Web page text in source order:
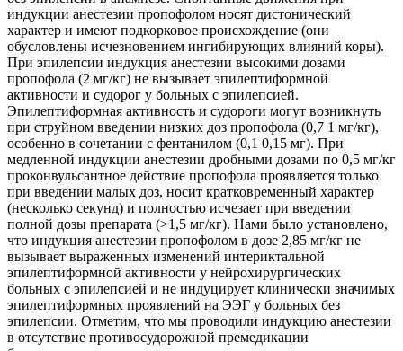
индукции анестезии пропофолом носят дистонический
характер и имеют подкорковое происхождение (они
обусловлены исчезновением ингибирующих влияний коры).
При эпилепсии индукция анестезии высокими дозами
пропофола (2 мг/кг) не вызывает эпилептиформной
активности и судорог у больных с эпилепсией.
Эпилептиформная активность и судороги могут возникнуть
при струйном введении низких доз пропофола (0,7 1 мг/кг),
особенно в сочетании с фентанилом (0,1 0,15 мг). При
медленной индукции анестезии дробными дозами по 0,5 мг/кг
проконвульсантное действие пропофола проявляется только
при введении малых доз, носит кратковременный характер
(несколько секунд) и полностью исчезает при введении
полной дозы препарата (>1,5 мг/кг). Нами было установлено,
что индукция анестезии пропофолом в дозе 2,85 мг/кг не
вызывает выраженных изменений интериктальной
эпилептиформной активности у нейрохирургических
больных с эпилепсией и не индуцирует клинически значимых
эпилептиформных проявлений на ЭЭГ у больных без
эпилепсии. Отметим, что мы проводили индукцию анестезии
в отсутствие противосудорожной премедикации